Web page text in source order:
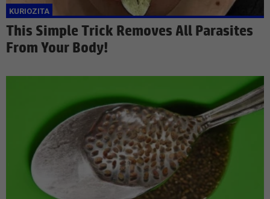
This Simple Trick Removes All Parasites
From Your Body!